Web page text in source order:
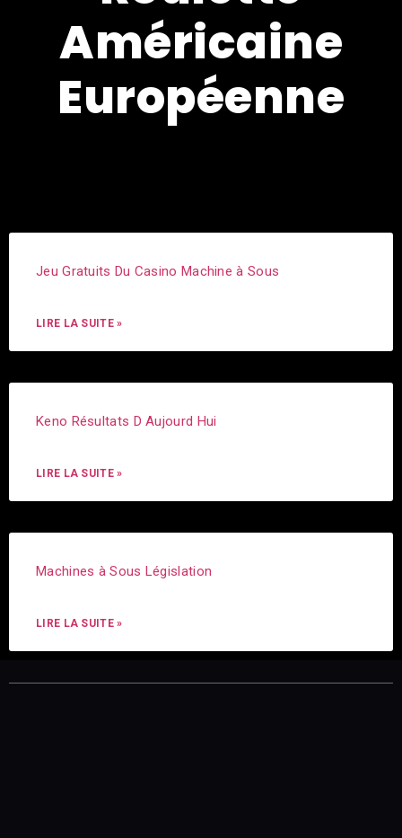
Américaine
Européenne
Jeu Gratuits Du Casino Machine à Sous
LIRE LA SUITE »
Keno Résultats D Aujourd Hui
LIRE LA SUITE »
Machines à Sous Législation
LIRE LA SUITE »